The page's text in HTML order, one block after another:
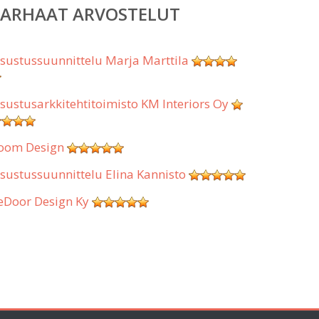
ARVOSTELUT
Marja Marttila
KM Interiors Oy
Design
Elina Kannisto
Design Ky